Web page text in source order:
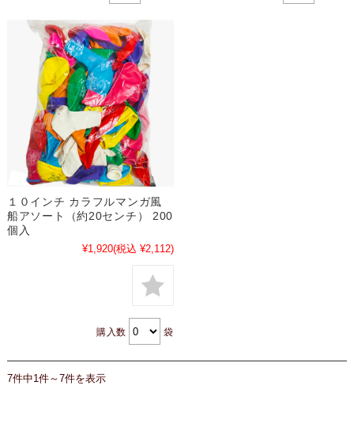
１０インチ カラフルマンガ風
船アソート（約20センチ） 200
個入
¥1,920(税込 ¥2,112)
購入数 袋
7件中1件～7件を表示